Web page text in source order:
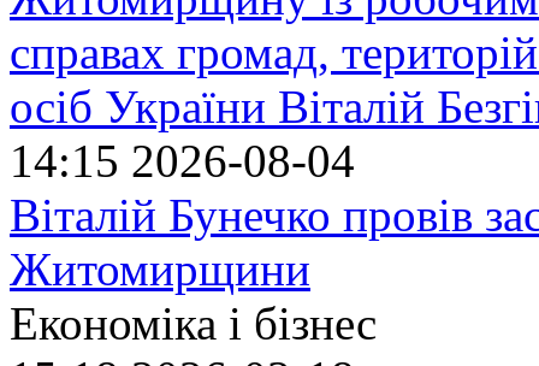
справах громад,
осіб України Віталій
14:15 2026-08-04
Віталій Бунечко провів
Житомирщини
Економіка і бізнес